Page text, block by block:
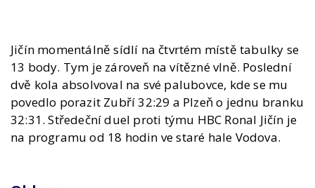
Jičín momentálně sídlí na čtvrtém místě tabulky se
13 body. Tym je zároveň na vítězné vlně. Poslední
dvě kola absolvoval na své palubovce, kde se mu
povedlo porazit Zubří 32:29 a Plzeň o jednu branku
32:31. Středeční duel proti týmu HBC Ronal Jičín je
na programu od 18 hodin ve staré hale Vodova.